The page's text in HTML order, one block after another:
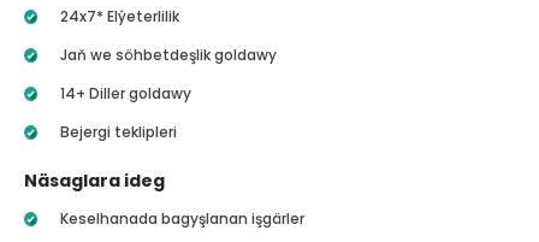
24x7* Elýeterlilik
Jaň we söhbetdeşlik goldawy
14+ Diller goldawy
Bejergi teklipleri
Näsaglara ideg
Keselhanada bagyşlanan işgärler